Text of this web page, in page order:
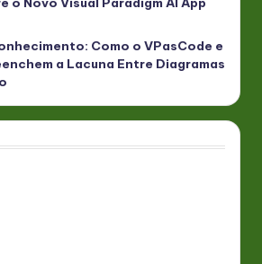
Como o VPasCode e
a Lacuna Entre Diagramas